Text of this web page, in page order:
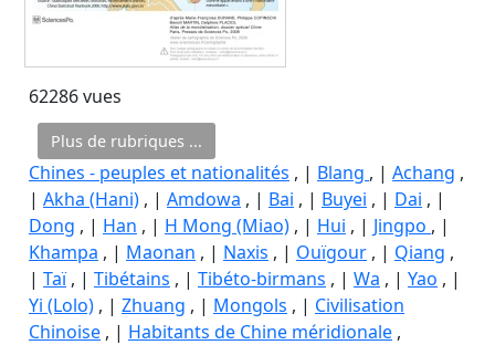
62286 vues
Plus de rubriques ...
Chines - peuples et nationalités , | Blang , | Achang ,
| Akha (Hani) , | Amdowa , | Bai , | Buyei , | Dai , |
Dong , | Han , | H Mong (Miao) , | Hui , | Jingpo , |
Khampa , | Maonan , | Naxis , | Ouïgour , | Qiang ,
| Taï, | Tibétains , | Tibéto-birmans , | Wa , | Yao , |
Yi (Lolo) , | Zhuang , | Mongols , | Civilisation
Chinoise , | Habitants de Chine méridionale ,